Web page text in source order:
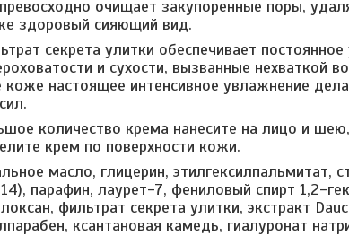
превосходно очищает закупоренные поры,
здоровый сияющий вид.
секрета улитки обеспечивает
и сухости, вызванные нехваткой
коже настоящее интенсивное увлажнение
количество крема нанесите на лицо и
крем по поверхности кожи.
масло, глицерин, этилгексилпальмитат,
парафин, лаурет-7, фениловый спирт 1,2-
фильтрат секрета улитки, экстракт
ксантановая камедь, гиалуронат